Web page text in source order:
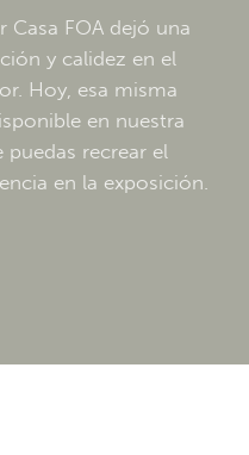
Casa FOA dejó una
y calidez en el
Hoy, esa misma
en nuestra
recrear el
en la exposición.